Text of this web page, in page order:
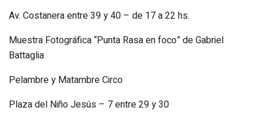
Av. Costanera entre 39 y 40 – de 17 a 22 hs.
Muestra Fotográfica “Punta Rasa en foco” de Gabriel
Battaglia
Pelambre y Matambre Circo
Plaza del Niño Jesús – 7 entre 29 y 30